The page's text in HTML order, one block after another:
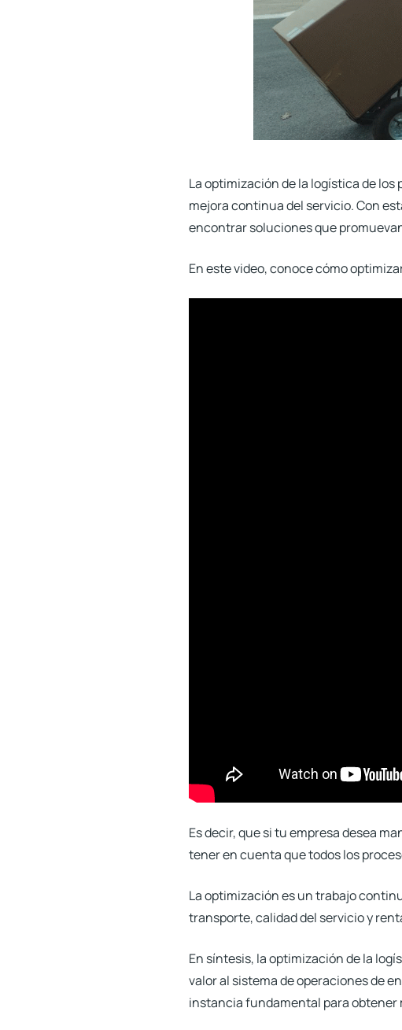
La optimización de la logística de
mejora continua del servicio.Con
encontrar soluciones que
En este video, conoce cómo
Es decir, que si tu empresa desea
tener en cuenta que todos los
La optimización es un trabajo
transporte, calidad del servicio y
En síntesis, la optimización de la
valor al sistema de operaciones de
instancia fundamental para obtener